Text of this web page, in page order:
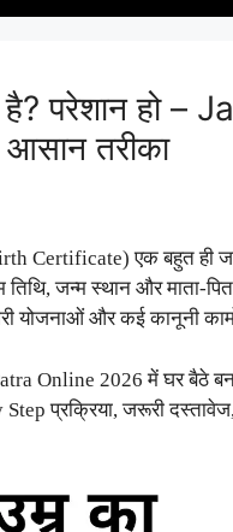
परेशान हो –
तरीका
Certificate) एक बहुत ही
तिथि, जन्म स्थान और माता-
योजनाओं और कई कानूनी
Online 2026 में घर बैठे
प्रक्रिया, जरूरी